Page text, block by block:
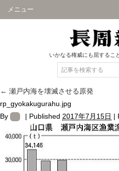
メニュー
いかなる権威にも屈するこ
← 瀬戸内海を壊滅させる原発
rp_gyokakugurahu.jpg
By
| Published 2017年7月15日 |